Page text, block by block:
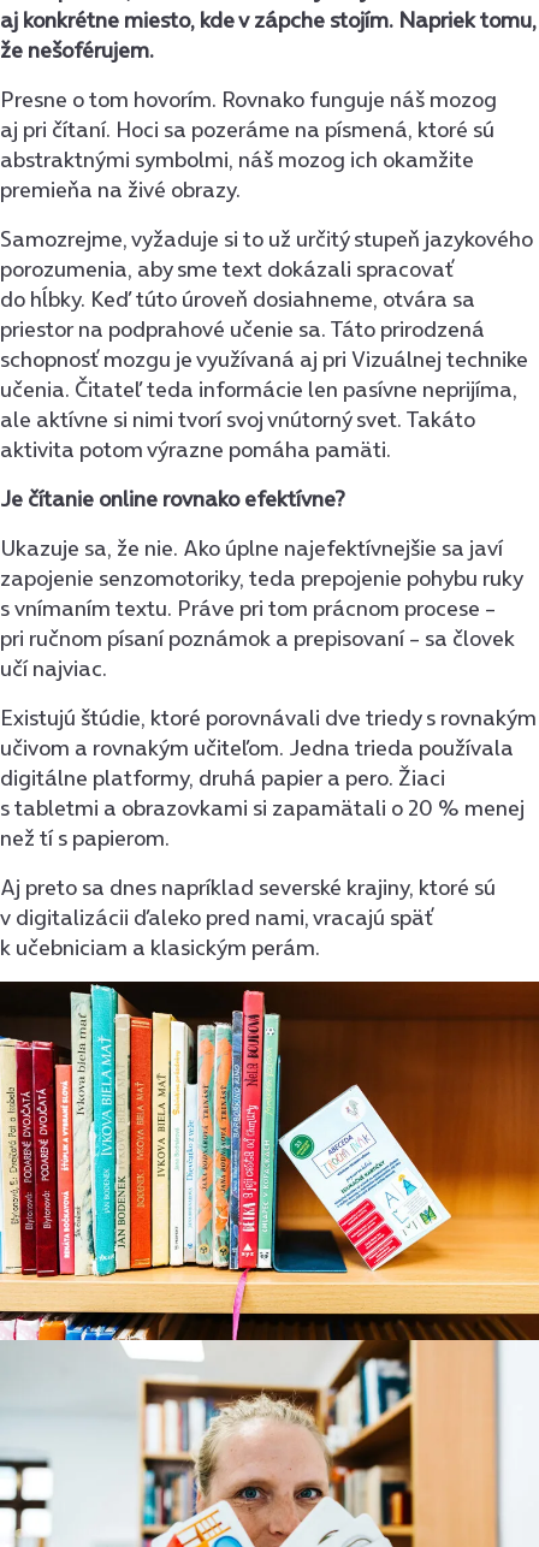
aj konkrétne miesto, kde v zápche stojím. Napriek tomu,
že nešoférujem.
Presne o tom hovorím. Rovnako funguje náš mozog
aj pri čítaní. Hoci sa pozeráme na písmená, ktoré sú
abstraktnými symbolmi, náš mozog ich okamžite
premieňa na živé obrazy.
Samozrejme, vyžaduje si to už určitý stupeň jazykového
porozumenia, aby sme text dokázali spracovať
do hĺbky. Keď túto úroveň dosiahneme, otvára sa
priestor na podprahové učenie sa. Táto prirodzená
schopnosť mozgu je využívaná aj pri Vizuálnej technike
učenia. Čitateľ teda informácie len pasívne neprijíma,
ale aktívne si nimi tvorí svoj vnútorný svet. Takáto
aktivita potom výrazne pomáha pamäti.
Je čítanie online rovnako efektívne?
Ukazuje sa, že nie. Ako úplne najefektívnejšie sa javí
zapojenie senzomotoriky, teda prepojenie pohybu ruky
s vnímaním textu. Práve pri tom prácnom procese –
pri ručnom písaní poznámok a prepisovaní – sa človek
učí najviac.
Existujú štúdie, ktoré porovnávali dve triedy s rovnakým
učivom a rovnakým učiteľom. Jedna trieda používala
digitálne platformy, druhá papier a pero. Žiaci
s tabletmi a obrazovkami si zapamätali o 20 % menej
než tí s papierom.
Aj preto sa dnes napríklad severské krajiny, ktoré sú
v digitalizácii ďaleko pred nami, vracajú späť
k učebniciam a klasickým perám.